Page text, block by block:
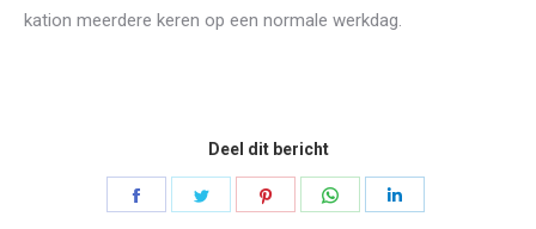
kation meerdere keren op een normale werkdag.
Deel dit bericht
Delen
Delen